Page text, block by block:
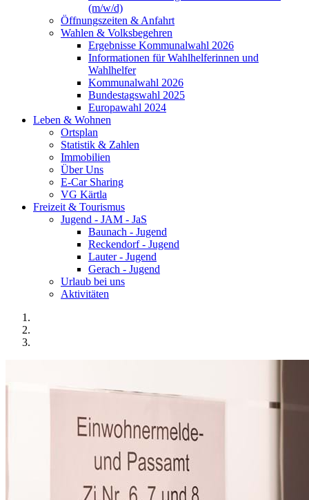
(m/w/d)
Öffnungszeiten & Anfahrt
Wahlen & Volksbegehren
Ergebnisse Kommunalwahl 2026
Informationen für Wahlhelferinnen und
Wahlhelfer
Kommunalwahl 2026
Bundestagswahl 2025
Europawahl 2024
Leben & Wohnen
Ortsplan
Statistik & Zahlen
Immobilien
Über Uns
E-Car Sharing
VG Kärtla
Freizeit & Tourismus
Jugend - JAM - JaS
Baunach - Jugend
Reckendorf - Jugend
Lauter - Jugend
Gerach - Jugend
Urlaub bei uns
Aktivitäten